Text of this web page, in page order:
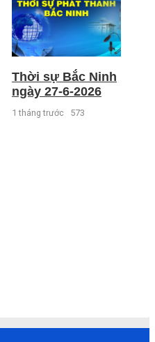
Thời sự Bắc Ninh
ngày 27-6-2026
1 tháng trước 573